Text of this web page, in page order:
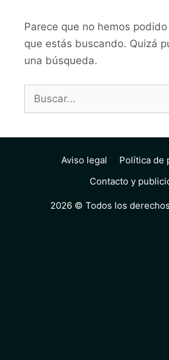
Parece que no hemos
que estás buscando. Quizá
una búsqueda.
Buscar:
Aviso legal
Política de
Contacto y
2026 © Todos los